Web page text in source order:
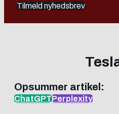
Tilmeld nyhedsbrev
Opsummer artikel:
ChatGPTPerplexity